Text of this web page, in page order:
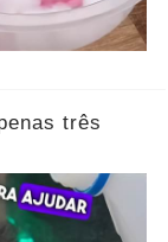
três